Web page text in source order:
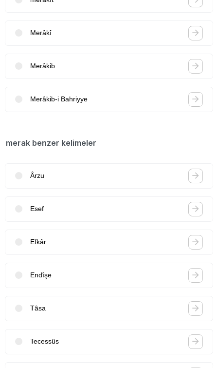
Merâkî
Merâkib
Merâkib-i Bahriyye
merak benzer kelimeler
Ârzu
Esef
Efkâr
Endîşe
Tâsa
Tecessüs